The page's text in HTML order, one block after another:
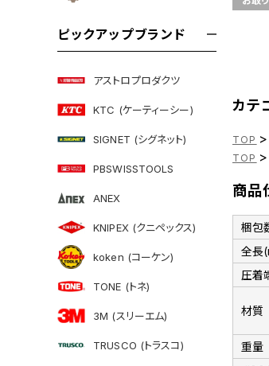
ピックアップブランド
アストロプロダクツ
KTC (ケーティーシー)
SIGNET (シグネット)
PBSWISSTOOLS
ANEX
KNIPEX (クニペックス)
koken (コーケン)
TONE (トネ)
3M (スリーエム)
TRUSCO (トラスコ)
カテ
TOP >
TOP >
商品
梱包
全長
圧着
材質
重量